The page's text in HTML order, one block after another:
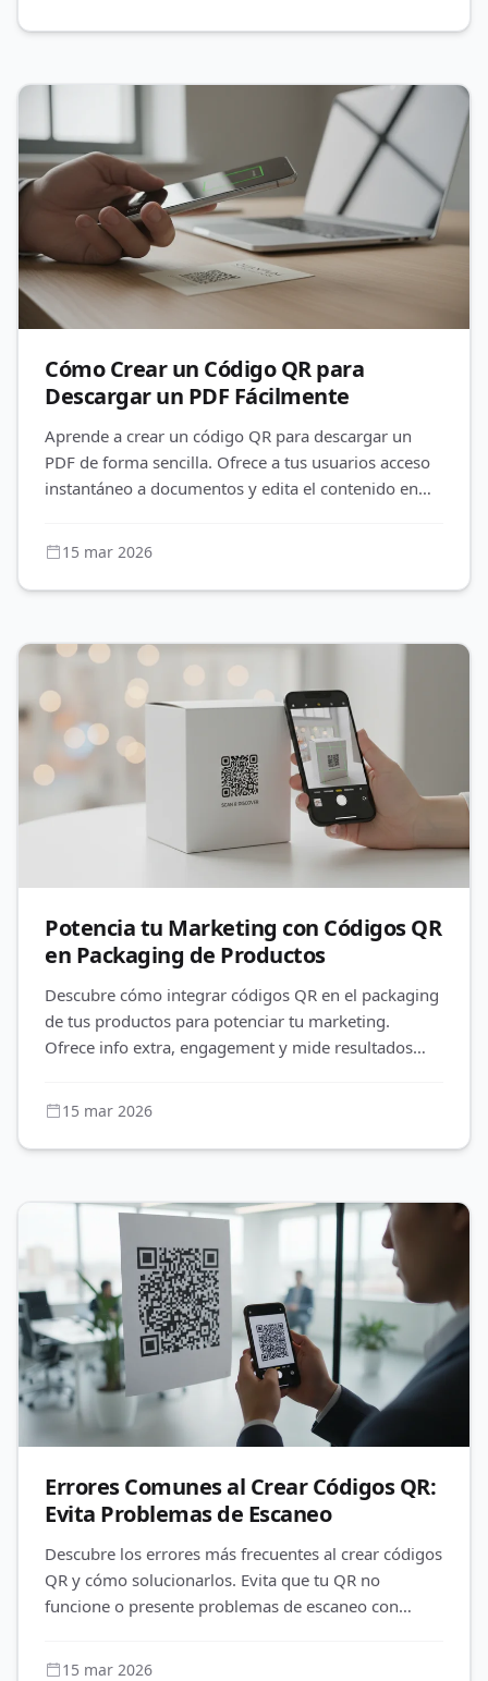
Cómo Crear un Código QR para
Descargar un PDF Fácilmente
Aprende a crear un código QR para descargar un
PDF de forma sencilla. Ofrece a tus usuarios acceso
instantáneo a documentos y edita el contenido en
15 mar 2026
Potencia tu Marketing con Códigos QR
en Packaging de Productos
Descubre cómo integrar códigos QR en el packaging
de tus productos para potenciar tu marketing.
Ofrece info extra, engagement y mide resultados
15 mar 2026
Errores Comunes al Crear Códigos QR:
Evita Problemas de Escaneo
Descubre los errores más frecuentes al crear códigos
QR y cómo solucionarlos. Evita que tu QR no
funcione o presente problemas de escaneo con
15 mar 2026